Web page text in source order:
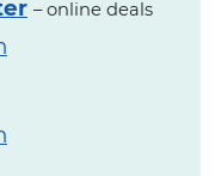
– online deals